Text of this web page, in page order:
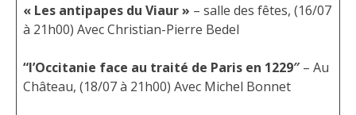
« Les antipapes du Viaur » – salle des fêtes, (16/07
à 21h00) Avec Christian-Pierre Bedel
“l’Occitanie face au traité de Paris en 1229″– Au
Château, (18/07 à 21h00) Avec Michel Bonnet